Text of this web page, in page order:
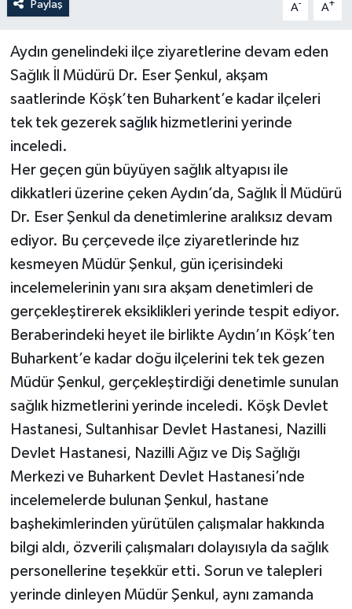
Paylaş A- A+
Aydın genelindeki ilçe ziyaretlerine devam eden
Sağlık İl Müdürü Dr. Eser Şenkul, akşam
saatlerinde Köşk’ten Buharkent’e kadar ilçeleri
tek tek gezereksağlık hizmetlerini yerinde
inceledi.
Her geçen gün büyüyen sağlık altyapısı ile
dikkatleri üzerine çeken Aydın’da, Sağlık İl Müdürü
Dr. Eser Şenkul da denetimlerine aralıksız devam
ediyor. Bu çerçevede ilçe ziyaretlerinde hız
kesmeyen Müdür Şenkul, gün içerisindeki
incelemelerinin yanı sıra akşam denetimleri de
gerçekleştirerek eksiklikleri yerinde tespit ediyor.
Beraberindeki heyet ile birlikte Aydın’ın Köşk’ten
Buharkent’e kadar doğu ilçelerini tek tek gezen
Müdür Şenkul, gerçekleştirdiği denetimle sunulan
sağlık hizmetlerini yerinde inceledi. Köşk Devlet
Hastanesi, Sultanhisar Devlet Hastanesi, Nazilli
Devlet Hastanesi, Nazilli Ağız ve Diş Sağlığı
Merkezi ve Buharkent Devlet Hastanesi’nde
incelemelerde bulunan Şenkul, hastane
başhekimlerinden yürütülen çalışmalar hakkında
bilgi aldı, özverili çalışmaları dolayısıyla da sağlık
personellerine teşekkür etti. Sorun ve talepleri
yerinde dinleyen Müdür Şenkul, aynı zamanda